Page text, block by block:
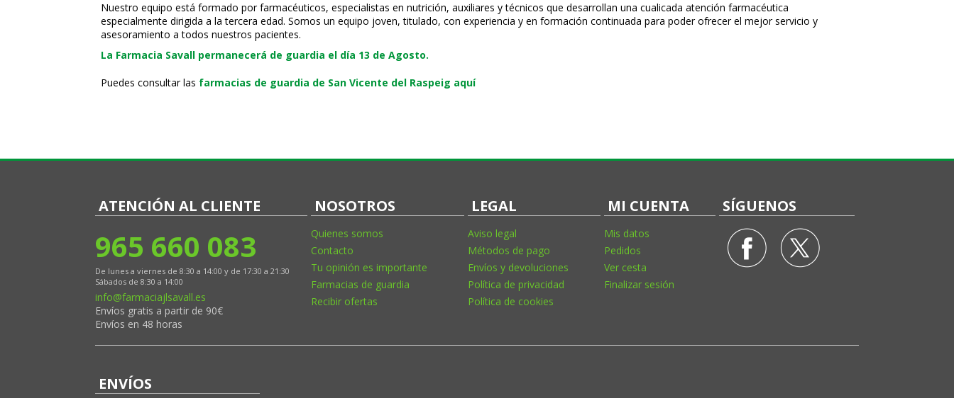
Nuestro equipo está formado por farmacéuticos, especialistas en nutrición, auxiliares y técnicos que desarrollan una cualificada atención farmacéutica
especialmente dirigida a la tercera edad. Somos un equipo joven, titulado, con experiencia y en formación continuada para poder ofrecer el mejor servicio y
asesoramiento a todos nuestros pacientes.
La Farmacia Savall permanecerá de guardia el día 13 de Agosto.
Puedes consultar las farmacias de guardia de San Vicente del Raspeig aquí
ATENCIÓN AL CLIENTE
965 660 083
De lunes a viernes de 8:30 a 14:00 y de 17:30 a 21:30
Sábados de 8:30 a 14:00
info@farmaciajlsavall.es
Envíos gratis a partir de 90€
Envíos en 48 horas
NOSOTROS
Quienes somos
Contacto
Tu opinión es importante
Farmacias de guardia
Recibir ofertas
LEGAL
Aviso legal
Métodos de pago
Envíos y devoluciones
Política de privacidad
Política de cookies
MI CUENTA
Mis datos
Pedidos
Ver cesta
Finalizar sesión
SÍGUENOS
ENVÍOS